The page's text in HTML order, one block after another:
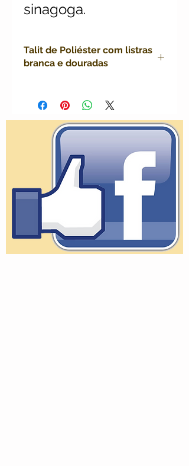
sinagoga.
Talit de Poliéster com listras
branca e douradas